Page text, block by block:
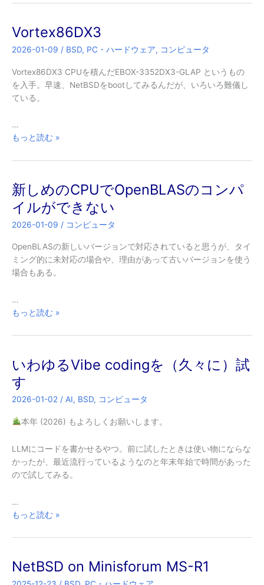
RZ/Five
Vortex86DX3
2026-01-09 / BSD, PC・ハードウェア, コンピュータ
Vortex86DX3 CPUを積んだEBOX-3352DX3-GLAP というもの
を入手。早速、NetBSDをbootしてみるんだが、いろいろ難儀し
ている。
…
Vortex86DX3
もっと読む »
新しめのCPUでOpenBLASのコンパ
イルができない
2026-01-09 / コンピュータ
OpenBLASの新しいバージョンで対応されていると思うが、タイ
ミング的に未対応の場合や、理由があって古いバージョンを使う
場合もある。
…
新
め
CPU
で
OpenBLAS
の
コ
イ
ル
が
き
な
もっと読む »
いわゆるVibe codingを（久々に）試
す
2026-01-02 / AI, BSD, コンピュータ
本年 (2026) もよろしくお願いします。
LLMにコードを書かせるやつ。前に試したときは使い物にならな
かったが、最近流行っているようなのと年末年始で時間があった
ので試してみる。
…
い
ゆ
Vibe
coding
もっと読む »
NetBSD on Minisforum MS-R1